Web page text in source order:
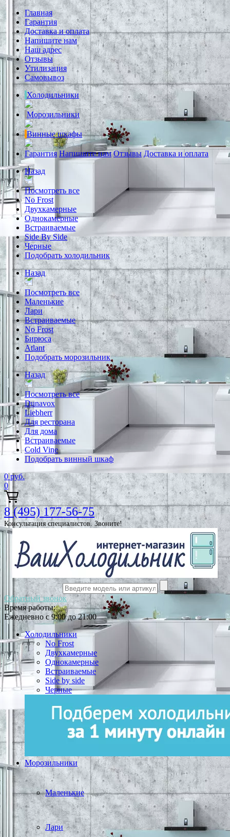
Главная
Гарантия
Доставка и оплата
Напишите нам
Наш адрес
Отзывы
Утилизация
Самовывоз
Холодильники
Морозильники
Винные шкафы
Гарантия Напишите нам Отзывы Доставка и оплата
Назад
Посмотреть все
No Frost
Двухкамерные
Однокамерные
Встраиваемые
Side By Side
Черные
Подобрать холодильник
Назад
Посмотреть все
Маленькие
Лари
Встраиваемые
No Frost
Бирюса
Atlant
Подобрать морозильник
Назад
Посмотреть все
Dunavox
Liebherr
Для ресторана
Для дома
Встраиваемые
Cold Vine
Подобрать винный шкаф
0 руб.
0
8 (495) 177-56-75
Консультация специалистов. Звоните!
Обратный звонок
Время работы:
Ежедневно с 9:00 до 21:00
Холодильники
No Frost
Двухкамерные
Однокамерные
Встраиваемые
Side by side
Черные
Морозильники
Маленькие
Лари